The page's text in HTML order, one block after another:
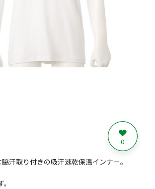
0
汗取り付きの吸汗速乾保温インナー。